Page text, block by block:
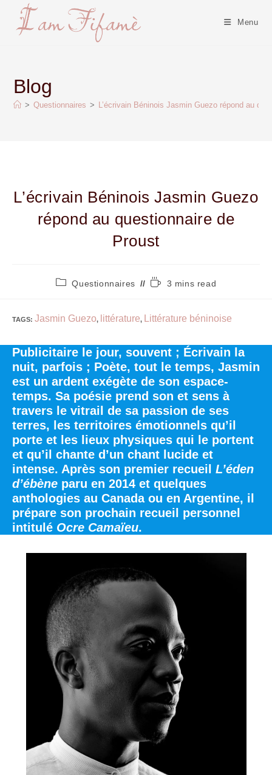
Menu
Blog
> Questionnaires > L’écrivain Béninois Jasmin Guezo répond au
L’écrivain Béninois Jasmin Guezo
répond au questionnaire de
Proust
Questionnaires 3 mins read
TAGS: Jasmin Guezo, littérature, Littérature béninoise
Publicitaire le jour, souvent ; Écrivain la
nuit, parfois ; Poète, tout le temps, Jasmin
est un ardent exégète de son espace-
temps. Sa poésie prend son et sens à
travers le vitrail de sa passion de ses
terres, les territoires émotionnels qu’il
porte et les lieux physiques qui le portent
et qu’il chante d’un chant lucide et
intense. Après son premier recueil L’éden
d’ébène paru en 2014 et quelques
anthologies au Canada ou en Argentine, il
prépare son prochain recueil personnel
intitulé Ocre Camaïeu.